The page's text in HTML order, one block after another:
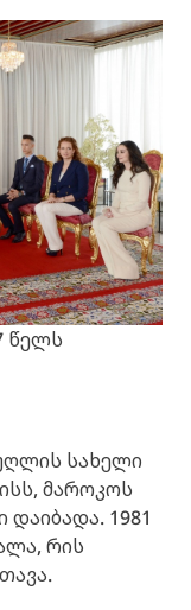
წელს
სახელი
მაროკოს
დაიბადა. 1981
რის